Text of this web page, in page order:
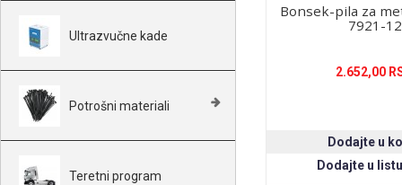
Ultrazvučne kade
Potrošni materiali
Teretni program
Bonsek-pila za
7921-12
2.652,00